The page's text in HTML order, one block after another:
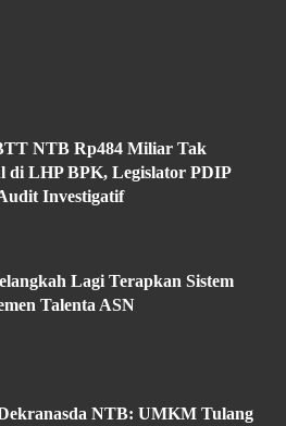
NTB Rp484 Miliar Tak
di LHP BPK, Legislator PDIP
Investigatif
Lagi Terapkan Sistem
Talenta ASN
NTB: UMKM Tulang